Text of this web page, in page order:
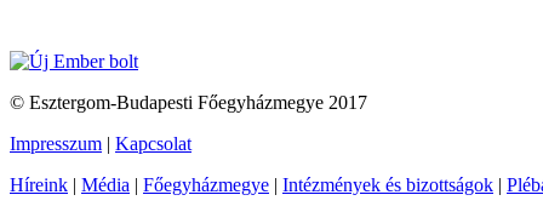
© Esztergom-Budapesti Főegyházmegye 2017
Impresszum | Kapcsolat
Híreink | Média | Főegyházmegye | Intézmények és bizottságok |